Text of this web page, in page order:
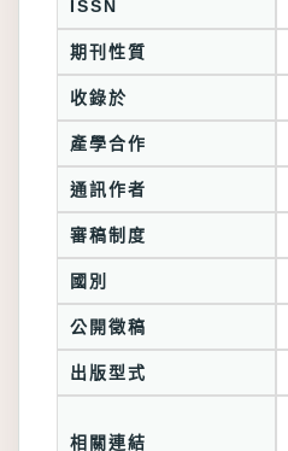
ISSN
期刊性質
收錄於
產學合作
通訊作者
審稿制度
國別
公開徵稿
出版型式
相關連結